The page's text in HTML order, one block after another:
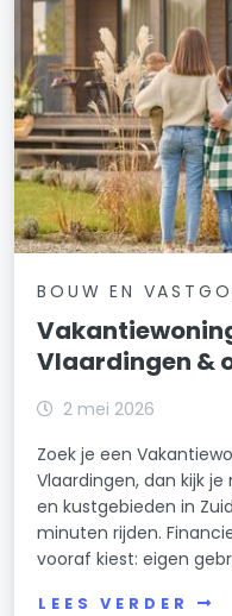
BOUW EN
Vlaardingen &
2 mei 2026
Zoek je een
Vlaardingen, dan kijk
en kustgebieden in
minuten rijden.
vooraf kiest: eigen
LEES VERDER